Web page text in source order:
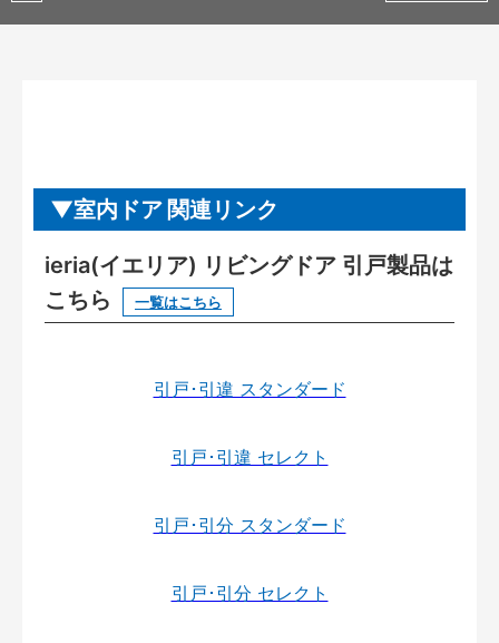
室内ドア 関連リンク
ieria(イエリア) リビングドア 引戸製品は
こちら
一覧はこちら
引戸･引違 スタンダード
引戸･引違 セレクト
引戸･引分 スタンダード
引戸･引分 セレクト